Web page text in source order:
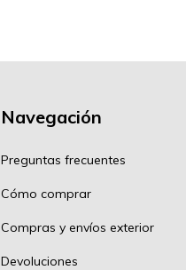
Navegación
Preguntas frecuentes
Cómo comprar
Compras y envíos exterior
Devoluciones